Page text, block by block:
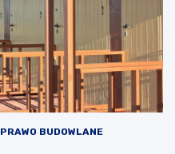
PRAWO BUDOWLANE